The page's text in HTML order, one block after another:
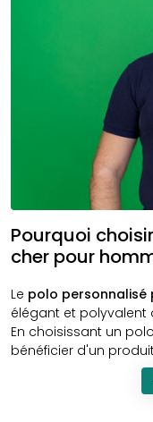
Pourquoi
cher pour
Le polo personnalisé
élégant et polyvalent
En choisissant un
bénéficier d'un
Chez Print and Prod,
personnalisables